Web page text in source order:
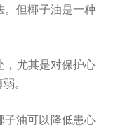
。但椰子油是一种
，尤其是对保护心
。
油可以降低患心